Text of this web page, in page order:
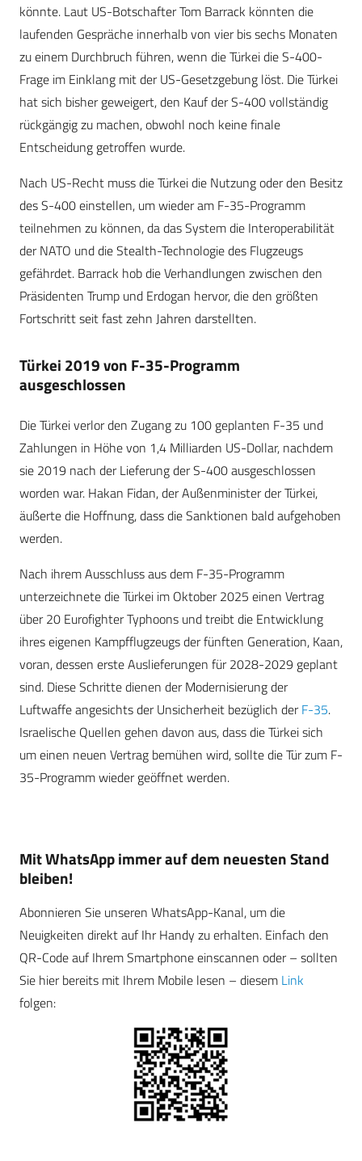
könnte. Laut US-Botschafter Tom Barrack könnten die
laufenden Gespräche innerhalb von vier bis sechs Monaten
zu einem Durchbruch führen, wenn die Türkei die S-400-
Frage im Einklang mit der US-Gesetzgebung löst. Die Türkei
hat sich bisher geweigert, den Kauf der S-400 vollständig
rückgängig zu machen, obwohl noch keine finale
Entscheidung getroffen wurde.
Nach US-Recht muss die Türkei die Nutzung oder den Besitz
des S-400 einstellen, um wieder am F-35-Programm
teilnehmen zu können, da das System die Interoperabilität
der NATO und die Stealth-Technologie des Flugzeugs
gefährdet. Barrack hob die Verhandlungen zwischen den
Präsidenten Trump und Erdogan hervor, die den größten
Fortschritt seit fast zehn Jahren darstellten.
Türkei 2019 von F-35-Programm
ausgeschlossen
Die Türkei verlor den Zugang zu 100 geplanten F-35 und
Zahlungen in Höhe von 1,4 Milliarden US-Dollar, nachdem
sie 2019 nach der Lieferung der S-400 ausgeschlossen
worden war. Hakan Fidan, der Außenminister der Türkei,
äußerte die Hoffnung, dass die Sanktionen bald aufgehoben
werden.
Nach ihrem Ausschluss aus dem F-35-Programm
unterzeichnete die Türkei im Oktober 2025 einen Vertrag
über 20 Eurofighter Typhoons und treibt die Entwicklung
ihres eigenen Kampfflugzeugs der fünften Generation, Kaan,
voran, dessen erste Auslieferungen für 2028-2029 geplant
sind. Diese Schritte dienen der Modernisierung der
Luftwaffe angesichts der Unsicherheit bezüglich derF-35.
Israelische Quellen gehen davon aus, dass die Türkei sich
um einen neuen Vertrag bemühen wird, sollte die Tür zum F-
35-Programm wieder geöffnet werden.
Mit WhatsApp immer auf dem neuesten Stand
bleiben!
Abonnieren Sie unseren WhatsApp-Kanal, um die
Neuigkeiten direkt auf Ihr Handy zu erhalten. Einfach den
QR-Code auf Ihrem Smartphone einscannen oder – sollten
Sie hier bereits mit Ihrem Mobile lesen – diesem Link
folgen: